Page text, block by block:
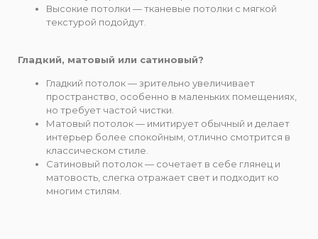
Высокие потолки — тканевые потолки с мягкой
текстурой подойдут.
Гладкий, матовый или сатиновый?
Гладкий потолок — зрительно увеличивает
пространство, особенно в маленьких помещениях,
но требует частой чистки.
Матовый потолок — имитирует обычный и делает
интерьер более спокойным, отлично смотрится в
классическом стиле.
Сатиновый потолок — сочетает в себе глянец и
матовость, слегка отражает свет и подходит ко
многим стилям.